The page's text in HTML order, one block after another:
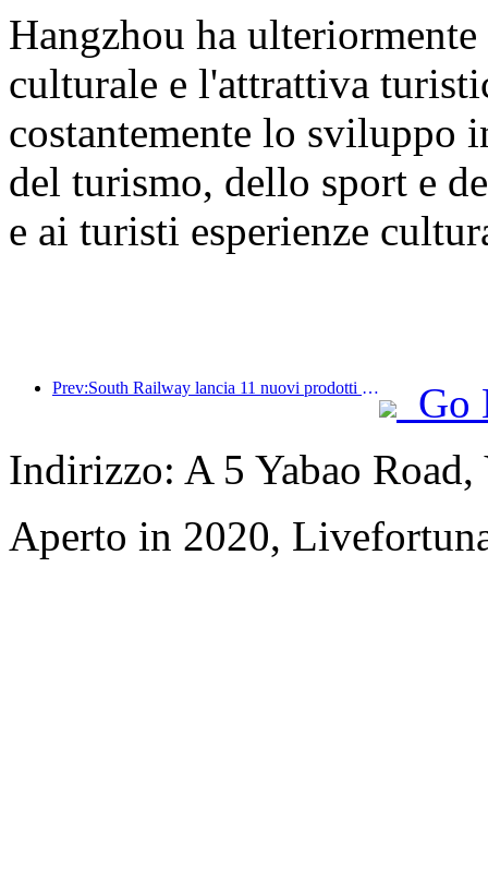
Hangzhou ha
culturale e l'attrattiva
costantemente lo sviluppo
del turismo, dello sport e
e ai turisti esperienze
Prev:South Railway lancia 11 nuovi prodotti di biglietteria per promuovere lo sviluppo integrato dei trasporti e del turismo nelle province di Fujian e Jiangxi
Go
Indirizzo: A 5 Yabao Road,
Aperto in 2020,